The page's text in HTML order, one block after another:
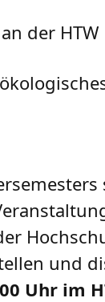
der HTW
und
Uhr im